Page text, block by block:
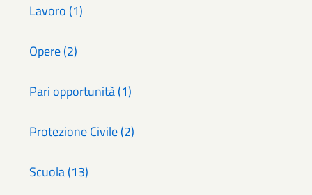
Lavoro (1)
Opere (2)
Pari opportunità (1)
Protezione Civile (2)
Scuola (13)